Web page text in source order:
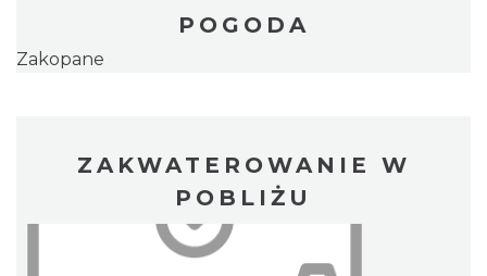
POGODA
Zakopane
ZAKWATEROWANIE W
POBLIŻU